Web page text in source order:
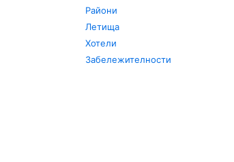
Райони
Летища
Хотели
Забележителности